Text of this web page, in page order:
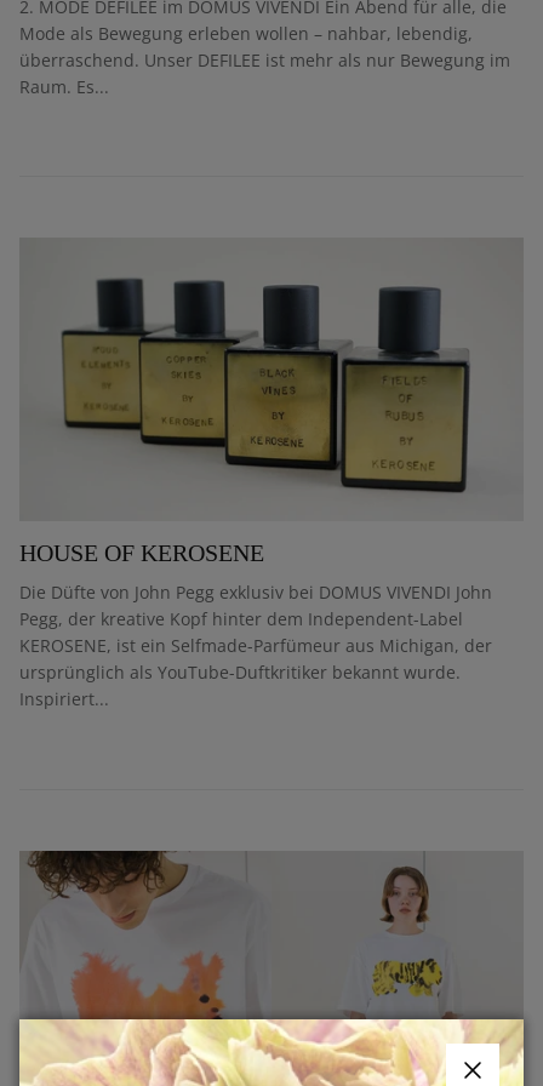
2. MODE DEFILEE im DOMUS VIVENDI Ein Abend für alle, die
Mode als Bewegung erleben wollen – nahbar, lebendig,
überraschend. Unser DEFILEE ist mehr als nur Bewegung im
Raum. Es...
HOUSE OF KEROSENE
Die Düfte von John Pegg exklusiv bei DOMUS VIVENDI John
Pegg, der kreative Kopf hinter dem Independent-Label
KEROSENE, ist ein Selfmade-Parfümeur aus Michigan, der
ursprünglich als YouTube-Duftkritiker bekannt wurde.
Inspiriert...